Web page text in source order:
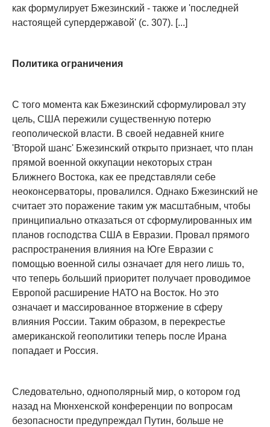
как формулирует Бжезинский - также и 'последней
настоящей супердержавой' (с. 307). [...]
Политика ограничения
С того момента как Бжезинский сформулировал эту
цель, США пережили существенную потерю
геополической власти. В своей недавней книге
'Второй шанс' Бжезинский открыто признает, что план
прямой военной оккупации некоторых стран
Ближнего Востока, как ее представляли себе
неоконсерваторы, провалился. Однако Бжезинский не
считает это поражение таким уж масштабным, чтобы
принципиально отказаться от сформулированных им
планов господства США в Евразии. Провал прямого
распространения влияния на Юге Евразии с
помощью военной силы означает для него лишь то,
что теперь больший приоритет получает проводимое
Европой расширение НАТО на Восток. Но это
означает и массированное вторжение в сферу
влияния России. Таким образом, в перекрестье
американской геополитики теперь после Ирана
попадает и Россия.
Следовательно, однополярный мир, о котором год
назад на Мюнхенской конференции по вопросам
безопасности предупреждал Путин, больше не